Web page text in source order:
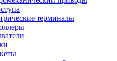
терминалы